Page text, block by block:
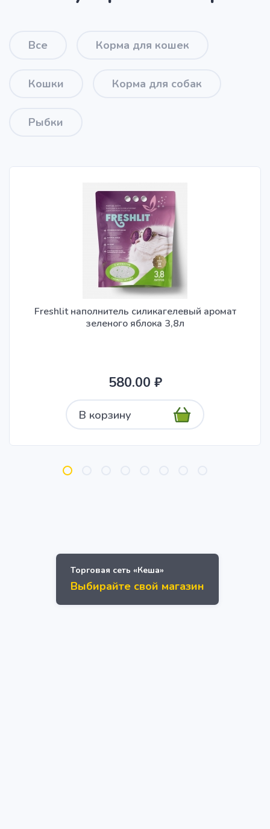
Все Корма для кошек
Кошки Корма для собак
Рыбки
Freshlit наполнитель силикагелевый аромат
зеленого яблока 3,8л
580.00 ₽
В корзину
Торговая сеть «Кеша»
Выбирайте свой магазин